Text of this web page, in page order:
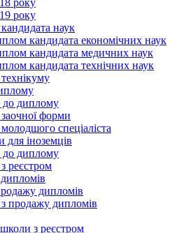
року
року
наук
кандидата економічних наук
кандидата медичних наук
кандидата технічних наук
до диплому
форми
спеціаліста
іноземців
до диплому
реєстром
дипломів
з продажу дипломів
з реєстром